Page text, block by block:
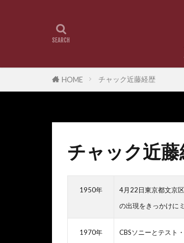
HOME チャック近藤経歴
チャック近藤
1950年
4月22日東京都文京
の出現をきっかけに
1970年 CBSソニーとテスト